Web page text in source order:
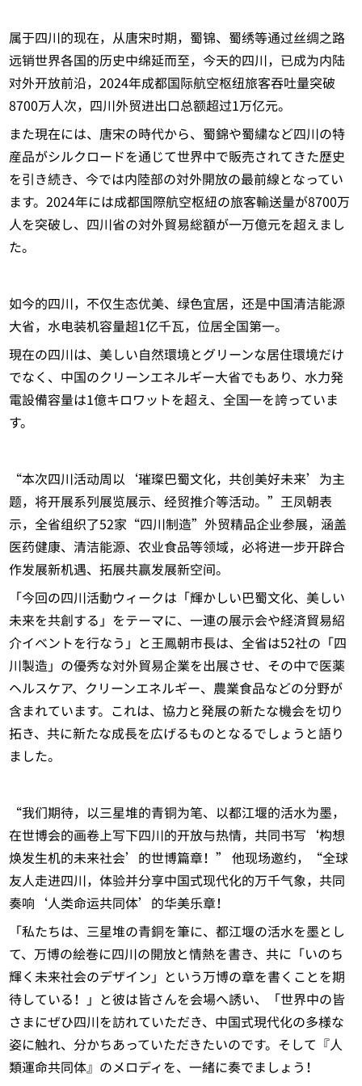
属于四川的现在，从唐宋时期，蜀锦、蜀绣等通过丝绸之路
远销世界各国的历史中绵延而至，今天的四川，已成为内陆
对外开放前沿，2024年成都国际航空枢纽旅客吞吐量突破
8700万人次，四川外贸进出口总额超过1万亿元。
また現在には、唐宋の時代から、蜀錦や蜀繍など四川の特
産品がシルクロードを通じて世界中で販売されてきた歴史
を引き続き、今では内陸部の対外開放の最前線となってい
ます。2024年には成都国際航空枢紐の旅客輸送量が8700万
人を突破し、四川省の対外貿易総額が一万億元を超えまし
た。
如今的四川，不仅生态优美、绿色宜居，还是中国清洁能源
大省，水电装机容量超1亿千瓦，位居全国第一。
現在の四川は、美しい自然環境とグリーンな居住環境だけ
でなく、中国のクリーンエネルギー大省でもあり、水力発
電設備容量は1億キロワットを超え、全国一を誇っていま
す。
“本次四川活动周以‘璀璨巴蜀文化，共创美好未来’为主
题，将开展系列展览展示、经贸推介等活动。”王凤朝表
示，全省组织了52家“四川制造”外贸精品企业参展，涵盖
医药健康、清洁能源、农业食品等领域，必将进一步开辟合
作发展新机遇、拓展共赢发展新空间。
「今回の四川活動ウィークは「輝かしい巴蜀文化、美しい
未来を共創する」をテーマに、一連の展示会や経済貿易紹
介イベントを行なう」と王鳳朝市長は、全省は52社の「四
川製造」の優秀な対外貿易企業を出展させ、その中で医薬
ヘルスケア、クリーンエネルギー、農業食品などの分野が
含まれています。これは、協力と発展の新たな機会を切り
拓き、共に新たな成長を広げるものとなるでしょうと語り
ました。
“我们期待，以三星堆的青铜为笔、以都江堰的活水为墨，
在世博会的画卷上写下四川的开放与热情，共同书写‘构想
焕发生机的未来社会’的世博篇章！” 他现场邀约，“全球
友人走进四川，体验并分享中国式现代化的万千气象，共同
奏响‘人类命运共同体’的华美乐章！
「私たちは、三星堆の青銅を筆に、都江堰の活水を墨とし
て、万博の絵巻に四川の開放と情熱を書き、共に「いのち
輝く未来社会のデザイン」という万博の章を書くことを期
待している！」と彼は皆さんを会場へ誘い、「世界中の皆
さまにぜひ四川を訪れていただき、中国式現代化の多様な
姿に触れ、分かちあっていただきたいのです。そして『人
類運命共同体』のメロディを、一緒に奏でましょう！